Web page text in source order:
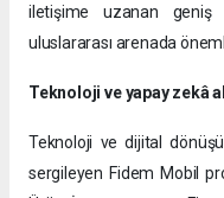
iletişime uzanan geniş
uluslararası arenada
Teknoloji ve yapay zekâ
Teknoloji ve dijital
sergileyen Fidem Mobil